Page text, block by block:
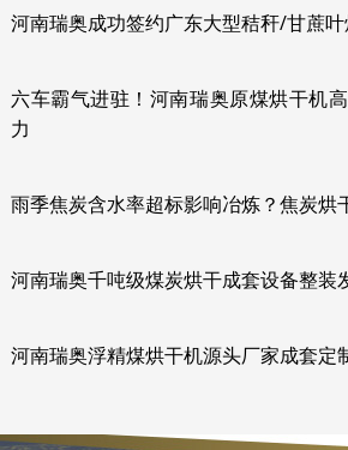
河南瑞奥成功签约广东大型秸秆/甘蔗叶
六车霸气进驻！河南瑞奥原煤烘干机
力
雨季焦炭含水率超标影响冶炼？焦炭烘
河南瑞奥千吨级煤炭烘干成套设备整装
河南瑞奥浮精煤烘干机源头厂家成套定